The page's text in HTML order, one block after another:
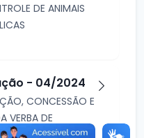
DE ANIMAIS
- 04/2024
CONCESSÃO E
VERBA DE